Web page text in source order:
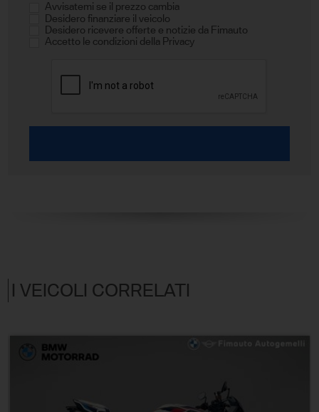
Avvisatemi se il prezzo cambia
Desidero finanziare il veicolo
Desidero ricevere offerte e notizie da Fimauto
Accetto le condizioni della Privacy
I VEICOLI CORRELATI